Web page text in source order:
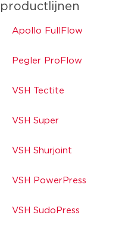
productlijnen
Apollo FullFlow
Pegler ProFlow
VSH Tectite
VSH Super
VSH Shurjoint
VSH PowerPress
VSH SudoPress